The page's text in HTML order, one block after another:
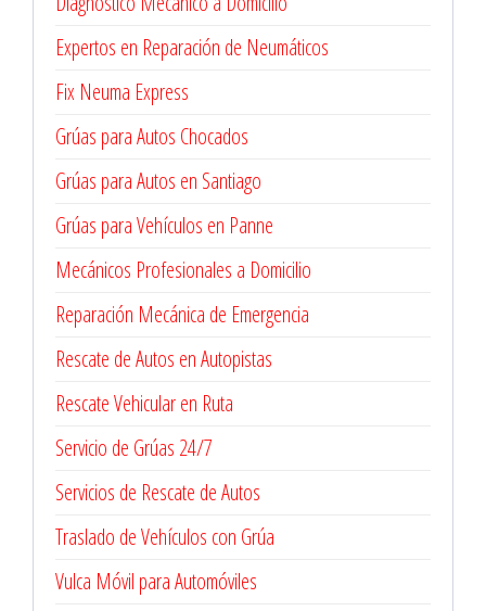
Expertos en Reparación de Neumáticos
Fix Neuma Express
Grúas para Autos Chocados
Grúas para Autos en Santiago
Grúas para Vehículos en Panne
Mecánicos Profesionales a Domicilio
Reparación Mecánica de Emergencia
Rescate de Autos en Autopistas
Rescate Vehicular en Ruta
Servicio de Grúas 24/7
Servicios de Rescate de Autos
Traslado de Vehículos con Grúa
Vulca Móvil para Automóviles